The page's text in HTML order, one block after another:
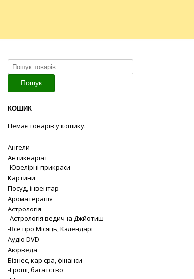
Шукати:
Пошук
КОШИК
Немає товарів у кошику.
Ангели
Антикваріат
-Ювелірні прикраси
Картини
Посуд, інвентар
Ароматерапія
Астрологія
-Астрологія ведична Джйотиш
-Все про Місяць, Календарі
Аудіо DVD
Аюрведа
Бізнес, кар'єра, фінанси
-Гроші, багатство